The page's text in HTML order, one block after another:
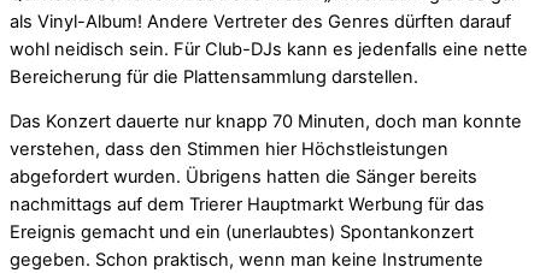
als Vinyl-Album! Andere Vertreter des Genres dürften darauf
wohl neidisch sein. Für Club-DJs kann es jedenfalls eine nette
Bereicherung für die Plattensammlung darstellen.
Das Konzert dauerte nur knapp 70 Minuten, doch man konnte
verstehen, dass den Stimmen hier Höchstleistungen
abgefordert wurden. Übrigens hatten die Sänger bereits
nachmittags auf dem Trierer Hauptmarkt Werbung für das
Ereignis gemacht und ein (unerlaubtes) Spontankonzert
gegeben. Schon praktisch, wenn man keine Instrumente